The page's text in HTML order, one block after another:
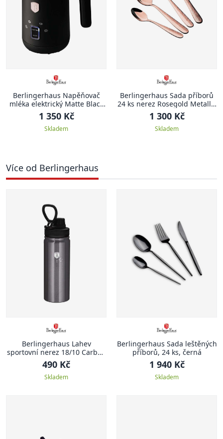
Berlingerhaus Napěňovač
mléka elektrický Matte Black
Collection
1 350 Kč
Skladem
Berlingerhaus Sada příborů
24 ks nerez Rosegold Metallic
Line II
1 300 Kč
Skladem
Více od Berlingerhaus
Berlingerhaus Lahev
sportovní nerez 18/10 Carbon
PRO Line 0,54 l
490 Kč
Skladem
Berlingerhaus Sada leštěných
příborů, 24 ks, černá
1 940 Kč
Skladem